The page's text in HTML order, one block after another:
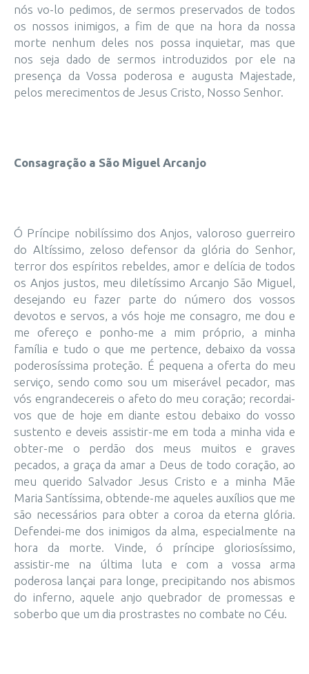
nós vo-lo pedimos, de sermos preservados de todos
os nossos inimigos, a fim de que na hora da nossa
morte nenhum deles nos possa inquietar, mas que
nos seja dado de sermos introduzidos por ele na
presença da Vossa poderosa e augusta Majestade,
pelos merecimentos de Jesus Cristo, Nosso Senhor.
Consagração a São Miguel Arcanjo
Ó Príncipe nobilíssimo dos Anjos, valoroso guerreiro
do Altíssimo, zeloso defensor da glória do Senhor,
terror dos espíritos rebeldes, amor e delícia de todos
os Anjos justos, meu diletíssimo Arcanjo São Miguel,
desejando eu fazer parte do número dos vossos
devotos e servos, a vós hoje me consagro, me dou e
me ofereço e ponho-me a mim próprio, a minha
família e tudo o que me pertence, debaixo da vossa
poderosíssima proteção. É pequena a oferta do meu
serviço, sendo como sou um miserável pecador, mas
vós engrandecereis o afeto do meu coração; recordai-
vos que de hoje em diante estou debaixo do vosso
sustento e deveis assistir-me em toda a minha vida e
obter-me o perdão dos meus muitos e graves
pecados, a graça da amar a Deus de todo coração, ao
meu querido Salvador Jesus Cristo e a minha Mãe
Maria Santíssima, obtende-me aqueles auxílios que me
são necessários para obter a coroa da eterna glória.
Defendei-me dos inimigos da alma, especialmente na
hora da morte. Vinde, ó príncipe gloriosíssimo,
assistir-me na última luta e com a vossa arma
poderosa lançai para longe, precipitando nos abismos
do inferno, aquele anjo quebrador de promessas e
soberbo que um dia prostrastes no combate no Céu.